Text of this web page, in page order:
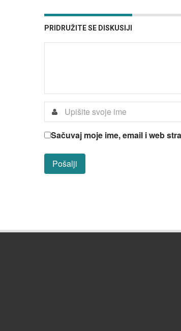
PRIDRUŽITE SE DISKUSIJI
Sačuvaj moje ime, email i web